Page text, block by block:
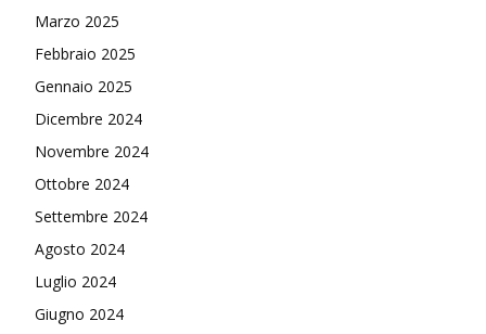
Marzo 2025
Febbraio 2025
Gennaio 2025
Dicembre 2024
Novembre 2024
Ottobre 2024
Settembre 2024
Agosto 2024
Luglio 2024
Giugno 2024